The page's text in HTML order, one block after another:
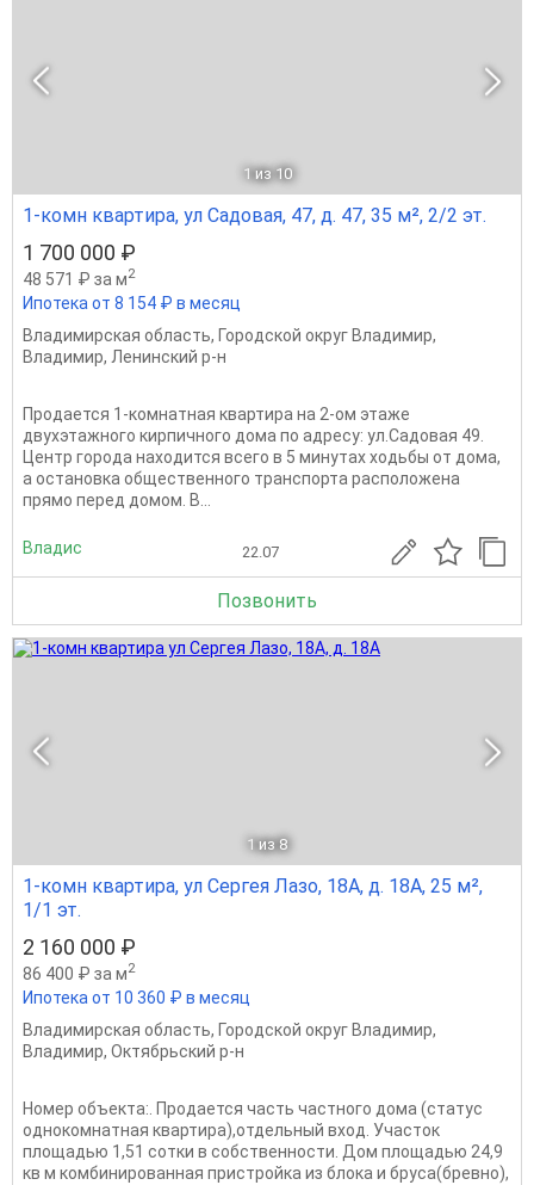
1 из 10
1-комн квартира, ул Садовая, 47, д. 47, 35 м², 2/2 эт.
1 700 000 ₽
48 571 ₽ за м2
Ипотека от 8 154 ₽ в месяц
Владимирская область, Городской округ Владимир,
Владимир, Ленинский р-н
Продается 1-комнатная квартира на 2-ом этаже
двухэтажного кирпичного дома по адресу: ул.Садовая 49.
Центр города находится всего в 5 минутах ходьбы от дома,
а остановка общественного транспорта расположена
прямо перед домом. В...
Владис 22.07
Позвонить
1 из 8
1-комн квартира, ул Сергея Лазо, 18А, д. 18А, 25 м²,
1/1 эт.
2 160 000 ₽
86 400 ₽ за м2
Ипотека от 10 360 ₽ в месяц
Владимирская область, Городской округ Владимир,
Владимир, Октябрьский р-н
Номер объекта:. Продается часть частного дома (статус
однокомнатная квартира),отдельный вход. Участок
площадью 1,51 сотки в собственности. Дом площадью 24,9
кв м комбинированная пристройка из блока и бруса(бревно),